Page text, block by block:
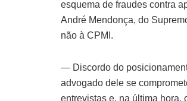
esquema de fraudes contra
André Mendonça, do
não à CPMI.
— Discordo do
advogado dele se
entrevistas e, na última hora,